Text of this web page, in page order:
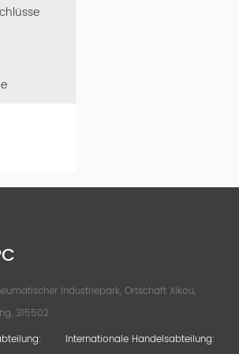
Industriepark, Ortschaft Xikou,
315502
Internationale Handelsabteilung: